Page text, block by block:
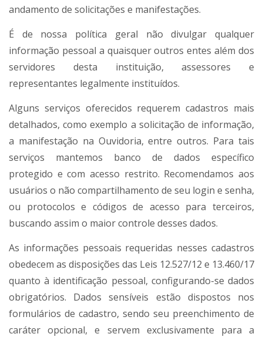
andamento de solicitações e manifestações.
É de nossa política geral não divulgar qualquer
informação pessoal a quaisquer outros entes além dos
servidores desta instituição, assessores e
representantes legalmente instituídos.
Alguns serviços oferecidos requerem cadastros mais
detalhados, como exemplo a solicitação de informação,
a manifestação na Ouvidoria, entre outros. Para tais
serviços mantemos banco de dados específico
protegido e com acesso restrito. Recomendamos aos
usuários o não compartilhamento de seu login e senha,
ou protocolos e códigos de acesso para terceiros,
buscando assim o maior controle desses dados.
As informações pessoais requeridas nesses cadastros
obedecem as disposições das Leis 12.527/12 e 13.460/17
quanto à identificação pessoal, configurando-se dados
obrigatórios. Dados sensíveis estão dispostos nos
formulários de cadastro, sendo seu preenchimento de
caráter opcional, e servem exclusivamente para a